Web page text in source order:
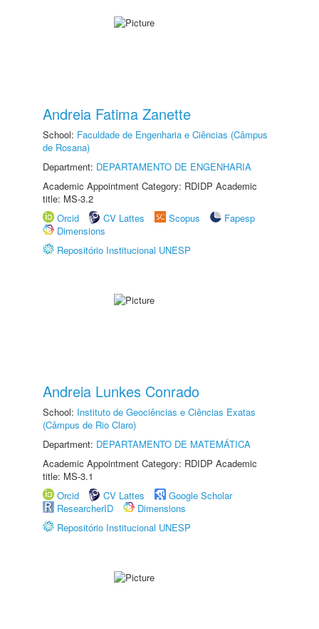
Andreia Fatima Zanette
School: Faculdade de Engenharia e Ciências (Câmpus
de Rosana)
Department: DEPARTAMENTO DE ENGENHARIA
Academic Appointment Category: RDIDP Academic
title: MS-3.2
Orcid
CV Lattes Scopus
Fapesp
Dimensions
Repositório Institucional UNESP
Andreia Lunkes Conrado
School: Instituto de Geociências e Ciências Exatas
(Câmpus de Rio Claro)
Department: DEPARTAMENTO DE MATEMÁTICA
Academic Appointment Category: RDIDP Academic
title: MS-3.1
Orcid
CV Lattes
Google Scholar
ResearcherID
Dimensions
Repositório Institucional UNESP